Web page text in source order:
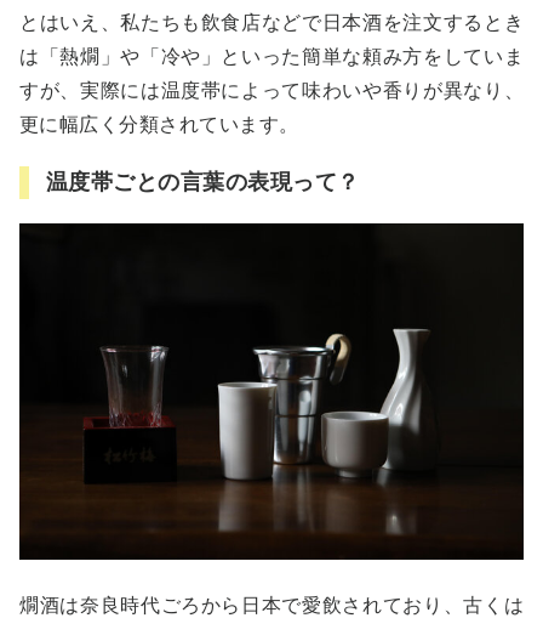
とはいえ、私たちも飲食店などで日本酒を注文するとき
は「熱燗」や「冷や」といった簡単な頼み方をしていま
すが、実際には温度帯によって味わいや香りが異なり、
更に幅広く分類されています。
温度帯ごとの言葉の表現って？
燗酒は奈良時代ごろから日本で愛飲されており、古くは